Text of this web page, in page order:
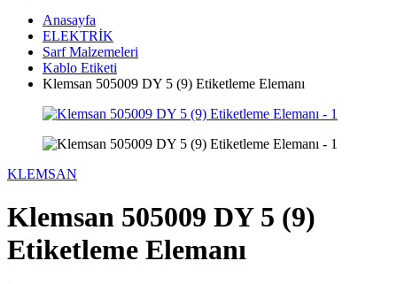
Anasayfa
ELEKTRİK
Sarf Malzemeleri
Kablo Etiketi
Klemsan 505009 DY 5 (9) Etiketleme Elemanı
KLEMSAN
Klemsan 505009 DY 5 (9)
Etiketleme Elemanı